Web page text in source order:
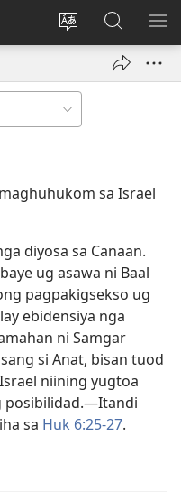
Ilisi
pinulongan
sa
site
Log
ug
Pangitaa
sa
JW.ORG
sa Israel
diyosa sa Canaan.
ug asawa ni Baal
pagpakigsekso ug
ebidensiya nga
ni Samgar
si Anat, bisan tuod
niining yugtoa
posibilidad.​—Itandi
sa Huk 6:25-27.